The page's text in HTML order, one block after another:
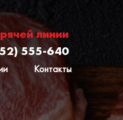
линии
555-640
Контакты